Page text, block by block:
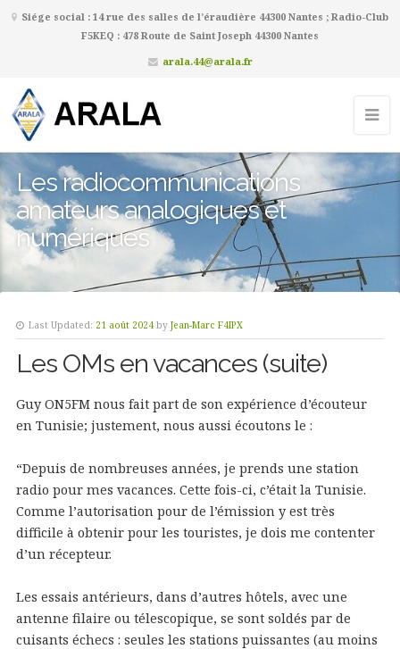
Siége social : 14 rue des salles de l’éraudière 44300 Nantes ; Radio-Club
F5KEQ : 478 Route de Saint Joseph 44300 Nantes
arala.44@arala.fr
Les radiocommunications
amateurs analogiques et
numériques
Last Updated: 21 août 2024 by Jean-Marc F4IPX
Les OMs en vacances (suite)
Guy ON5FM nous fait part de son expérience d’écouteur
en Tunisie; justement, nous aussi écoutons le :
“Depuis de nombreuses années, je prends une station
radio pour mes vacances. Cette fois-ci, c’était la Tunisie.
Comme l’autorisation pour de l’émission y est très
difficile à obtenir pour les touristes, je dois me contenter
d’un récepteur.
Les essais antérieurs, dans d’autres hôtels, avec une
antenne filaire ou télescopique, se sont soldés par de
cuisants échecs : seules les stations puissantes (au moins